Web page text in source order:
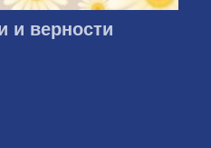
и верности